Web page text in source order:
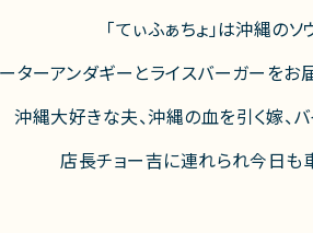
「てぃふぁちょ」は沖縄のソ
ターアンダギーとライスバーガーをお
沖縄大好きな夫、沖縄の血を引く嫁、
店長チョー吉に連れられ今日も